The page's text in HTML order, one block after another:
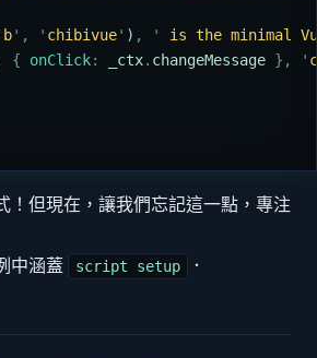
b' , ' chibivue' ) , '
is the minimal
{ onClick: _ctx. changeMessage }, '
！但現在，讓我們忘記這一點，專注
中涵蓋
script setup ．